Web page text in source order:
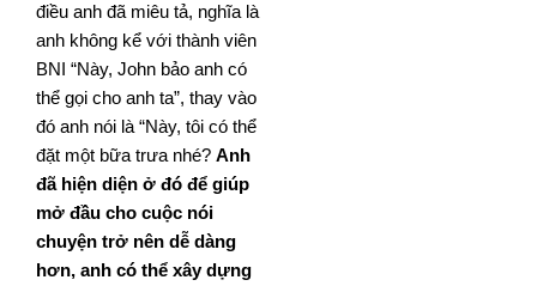
điều anh đã miêu tả, nghĩa là
anh không kể với thành viên
BNI “Này, John bảo anh có
thể gọi cho anh ta”, thay vào
đó anh nói là “Này, tôi có thể
đặt một bữa trưa nhé? Anh
đã hiện diện ở đó để giúp
mở đầu cho cuộc nói
chuyện trở nên dễ dàng
hơn, anh có thể xây dựng